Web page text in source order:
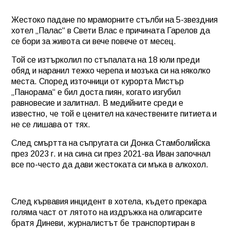
Жестоко падане по мраморните стълби на 5-звездния
хотел „Палас“ в Свети Влас е причината Гарелов да
се бори за живота си вече повече от месец.
Той се изтърколил по стъпалата на 18 юли преди
обяд и наранил тежко черепа и мозъка си на няколко
места. Според източници от курорта Мистър
„Панорама“ е бил доста пиян, когато изгубил
равновесие и залитнал. В медийните среди е
известно, че той е ценител на качествените питиета и
не се лишава от тях.
След смъртта на съпругата си Донка Стамболийска
през 2023 г. и на сина си през 2021-ва Иван започнал
все по-често да дави жестоката си мъка в алкохол.
След кървавия инцидент в хотела, където прекара
голяма част от лятото на издръжка на олигарсите
братя Диневи, журналистът бе транспортиран в